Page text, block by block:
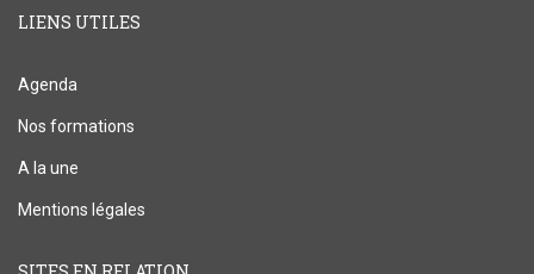
LIENS UTILES
Agenda
Nos formations
A la une
Mentions légales